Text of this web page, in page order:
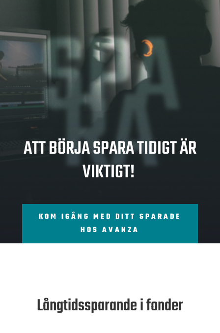
SPA
RA
ATT BÖRJA SPARA TIDIGT ÄR
VIKTIGT!
KOM IGÅNG MED DITT SPARADE
HOS AVANZA
Långtidssparande i fonder